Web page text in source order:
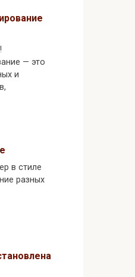
— это
и
в стиле
разных